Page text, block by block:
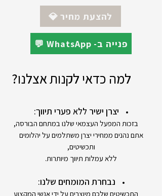
סוג זהב : 14 קראט צהוב/ורוד משולב
💎 להצעת מחיר
💬 WhatsApp -פנייה ב
למה כדאי לקנות אצלנו?
יצרן ישיר ללא פערי תיווך:
בזכות המפעל העצמאי שלנו במתחם הבורסה,
אתם נהנים ממחירי יצרן משתלמים על יהלומים
ותכשיטים,
ללא עמלות תיווך מיותרות.
נבחרת המומחים שלנו:
התכשיטים שלכם מיוצרים על ידי אנשי המקצוע